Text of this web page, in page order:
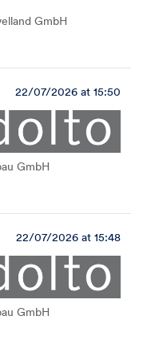
GmbH
22/07/2026 at 15:50
GmbH
22/07/2026 at 15:48
GmbH